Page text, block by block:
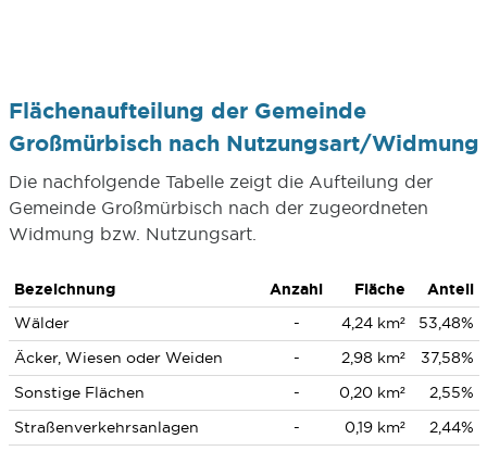
Flächenaufteilung der Gemeinde
Großmürbisch nach Nutzungsart/Widmung
Die nachfolgende Tabelle zeigt die Aufteilung der
Gemeinde Großmürbisch nach der zugeordneten
Widmung bzw. Nutzungsart.
Bezeichnung Anzahl Fläche
Anteil
Wälder
- 4,24 km²
53,48%
Äcker, Wiesen oder Weiden
- 2,98 km²
37,58%
Sonstige Flächen
- 0,20 km²
2,55%
Straßenverkehrsanlagen
- 0,19 km² 2,44%